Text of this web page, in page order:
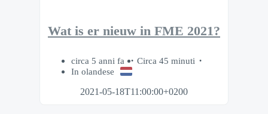
Wat is er nieuw in FME 2021?
circa 5 anni fa
Circa 45 minuti
In olandese
2021-05-18T11:00:00+0200